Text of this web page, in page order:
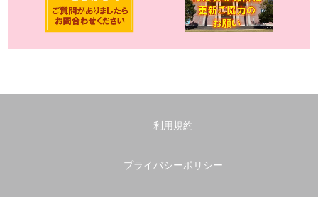
利用規約
プライバシーポリシー